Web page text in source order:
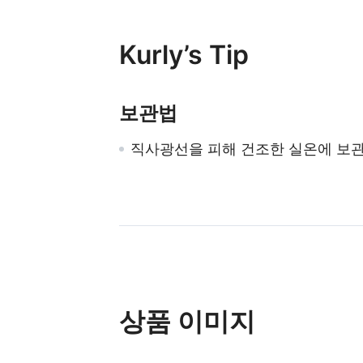
Kurly’s Tip
보관법
직사광선을 피해 건조한 실온에 보
상품 이미지